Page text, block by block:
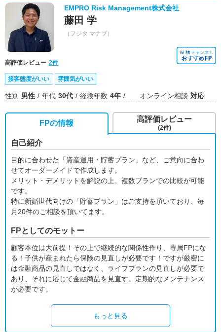
EMPRO Risk Management株式会社
藤田 学
（フジタ マナブ）
高評価レビュー 2件
接客態度がいい 雰囲気がいい
性別 男性 年代 30代 経験年数 4年 オンライン相談 対応
FPの情報
自己紹介
目的に合わせた「資産運用・貯蓄プラン」など、ご意向に合わ
せてオーダーメイドで作成します。
メリット・デメリットを解説の上、複数プランでの比較が可能
です。
特に新婚世代向けの「貯蓄プラン」はご支持を頂いており、毎
月20件のご相談を頂いてます。
FPとしてのモットー
顧客本位は大前提！その上で継続的な関係性作り、専属FPにな
る！子供が産まれたら保険の見直しが必要です！ですが厳密に
は金融商品の見直しではなく、ライフプランの見直しが必要で
あり、それに応じて金融商品を見直す。定期的なメンテナンス
が必要です。
もっと見る
高評価レビュー
(2件)